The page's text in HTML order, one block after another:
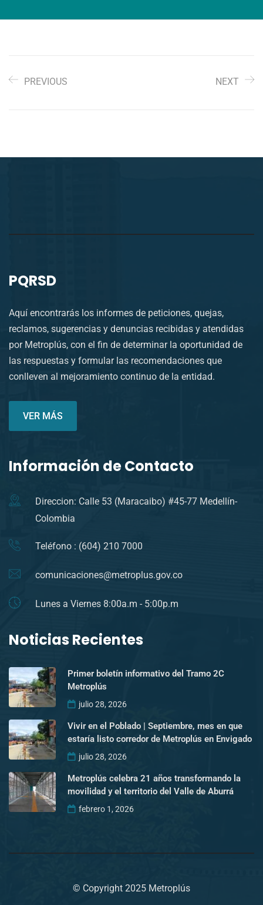
PREVIOUS NEXT
PQRSD
Aquí encontrarás los informes de peticiones, quejas,
reclamos, sugerencias y denuncias recibidas y atendidas
por Metroplús, con el fin de determinar la oportunidad de
las respuestas y formular las recomendaciones que
conlleven al mejoramiento continuo de la entidad.
VER MÁS
Información de Contacto
Direccion: Calle 53 (Maracaibo) #45-77 Medellín-
Colombia
Teléfono : (604) 210 7000
comunicaciones@metroplus.gov.co
Lunes a Viernes 8:00a.m - 5:00p.m
Noticias Recientes
Primer boletín informativo del Tramo 2C
Metroplús
julio 28, 2026
Vivir en el Poblado | Septiembre, mes en que
estaría listo corredor de Metroplús en Envigado
julio 28, 2026
Metroplús celebra 21 años transformando la
movilidad y el territorio del Valle de Aburrá
febrero 1, 2026
© Copyright 2025 Metroplús